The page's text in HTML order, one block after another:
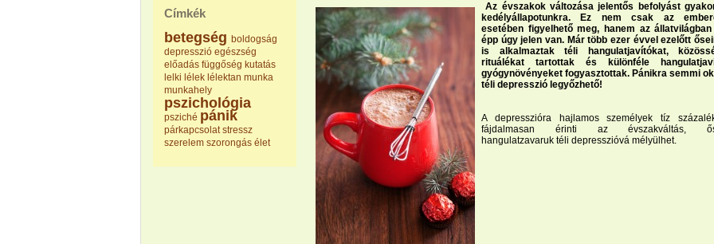
Címkék
betegség boldogság
depresszió egészség
előadás függőség kutatás
lelki lélek lélektan munka
munkahely
pszichológia
psziché pánik
párkapcsolat stressz
szerelem szorongás élet
Az évszakok változása jelentős befolyást
kedélyállapotunkra. Ez nem csak az
esetében figyelhető meg, hanem az állatvilágban
épp úgy jelen van. Már több ezer évvel ezelőtt
is alkalmaztak téli hangulatjavítókat,
rituálékat tartottak és különféle
gyógynövényeket fogyasztottak. Pánikra semmi
téli depresszió legyőzhető!
A depresszióra hajlamos személyek tíz
fájdalmasan érinti az évszakváltás,
hangulatzavaruk téli depresszióvá mélyülhet.